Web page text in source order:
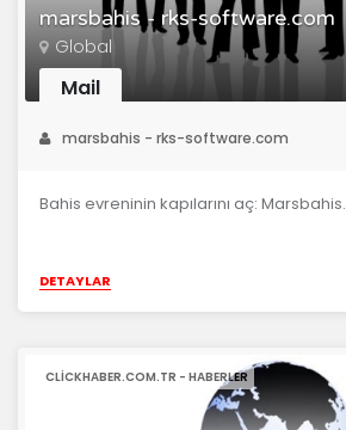
marsbahis - rks-software.com
Global
Mail
marsbahis - rks-software.com
Bahis evreninin kapılarını aç: Marsbahis.
DETAYLAR
CLICKHABER.COM.TR - HABERLER